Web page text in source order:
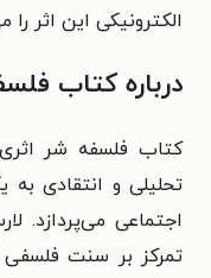
الکترونیکی این اثر
درباره کتاب
کتاب فلسفه شر
تحلیلی و انتقادی به
اجتماعی می‌پردازد.
تمرکز بر سنت